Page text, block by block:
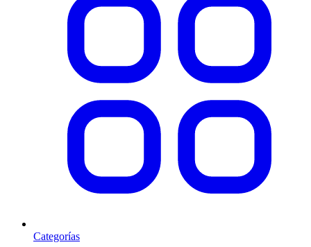
Categorías